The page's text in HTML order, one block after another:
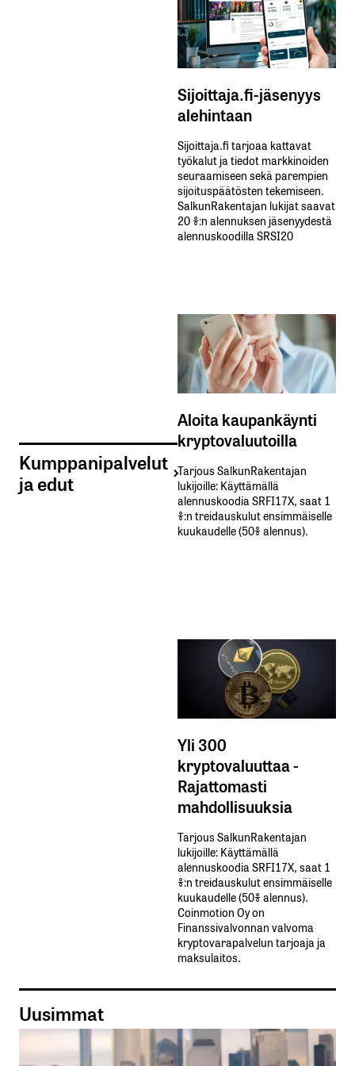
Kumppanipalvelut
ja edut
Sijoittaja.fi-jäsenyys
alehintaan
Sijoittaja.fi tarjoaa kattavat
työkalut ja tiedot markkinoiden
seuraamiseen sekä parempien
sijoituspäätösten tekemiseen.
SalkunRakentajan lukijat saavat
20 %:n alennuksen jäsenyydestä
alennuskoodilla SRSI20
Aloita kaupankäynti
kryptovaluutoilla
Tarjous SalkunRakentajan
lukijoille: Käyttämällä​ ​
alennuskoodia​ ​SRFI17X,​ ​saat​ ​1
%:n treidauskulut​ ​ensimmäiselle​ ​
kuukaudelle​ ​(50%​ ​alennus).
Yli 300
kryptovaluuttaa -
Rajattomasti
mahdollisuuksia
Tarjous SalkunRakentajan
lukijoille: Käyttämällä​ ​
alennuskoodia​ ​SRFI17X,​ ​saat​ ​1
%:n treidauskulut​ ​ensimmäiselle​ ​
kuukaudelle​ ​(50%​ ​alennus).
Coinmotion Oy on
Finanssivalvonnan valvoma
kryptovarapalvelun tarjoaja ja
maksulaitos.
Uusimmat